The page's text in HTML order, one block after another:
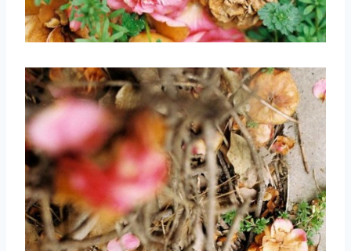
取消 搜索